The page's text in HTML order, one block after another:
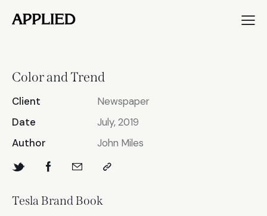
Color and Trend
Tesla Brand Book
Client
Newspaper
Date
July, 2019
Author
John Miles